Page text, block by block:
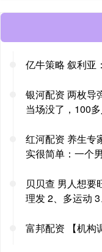
亿牛策略 叙利亚
银河配资 两枚导
当场没了，100多
红河配资 养生专
实很简单：一个
贝贝查 男人想要
理发 2、多运动
富邦配资 【机构